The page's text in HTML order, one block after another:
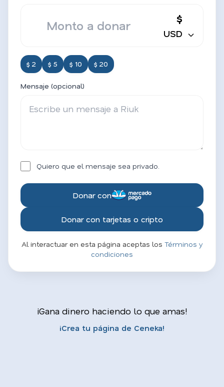
$
USD
$ 2 $ 5 $ 10 $ 20
Mensaje (opcional)
Quiero que el mensaje sea privado.
Donar con
Donar con tarjetas o cripto
Al interactuar en esta página aceptas los Términos y
condiciones
¡Gana dinero haciendo lo que amas!
¡Crea tu página de Ceneka!